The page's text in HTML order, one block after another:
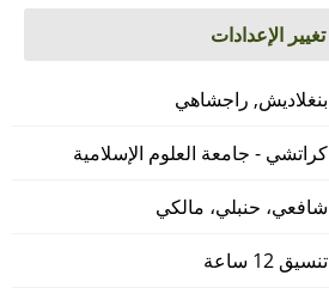
تغيير الإعدادات
بنغلاديش, راجشاهي
كراتشي - جامعة العلوم الإسلامية
شافعي، حنبلي، مالكي
تنسيق 12 ساعة